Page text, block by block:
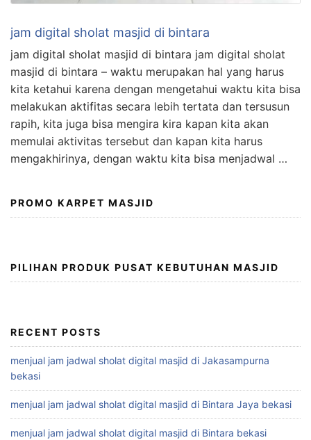
jam digital sholat masjid di bintara
jam digital sholat masjid di bintara jam digital sholat
masjid di bintara – waktu merupakan hal yang harus
kita ketahui karena dengan mengetahui waktu kita bisa
melakukan aktifitas secara lebih tertata dan tersusun
rapih, kita juga bisa mengira kira kapan kita akan
memulai aktivitas tersebut dan kapan kita harus
mengakhirinya, dengan waktu kita bisa menjadwal …
PROMO KARPET MASJID
PILIHAN PRODUK PUSAT KEBUTUHAN MASJID
RECENT POSTS
menjual jam jadwal sholat digital masjid di Jakasampurna
bekasi
menjual jam jadwal sholat digital masjid di Bintara Jaya bekasi
menjual jam jadwal sholat digital masjid di Bintara bekasi